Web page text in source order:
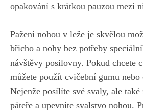
opakování s krátkou pauzou mezi
Pažení nohou v leže je skvělou
břicho a nohy bez potřeby
návštěvy⁤ posilovny. Pokud ‍chcete
můžete použít cvičební gumu
Nejenže posílíte své svaly, ale
páteře a upevníte svalstvo nohou.